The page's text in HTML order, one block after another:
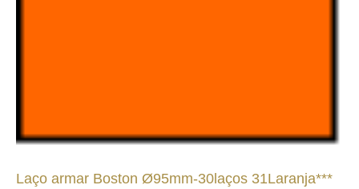
Laço armar Boston Ø95mm-30laços 31Laranja***